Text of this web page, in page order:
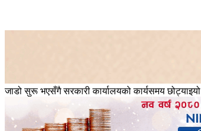
जाडो सुरू भएसँगै सरकारी कार्यालयको कार्यसमय छोट्याइयो